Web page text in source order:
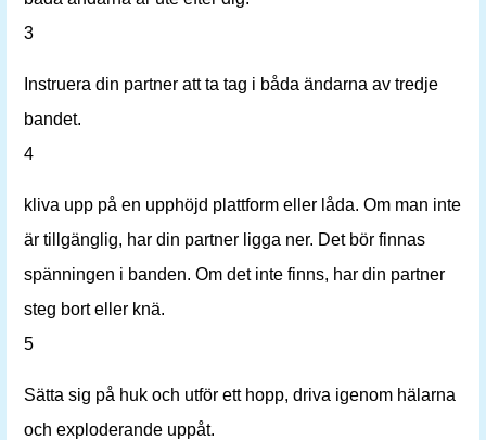
3
Instruera din partner att ta tag i båda ändarna av tredje
bandet.
4
kliva upp på en upphöjd plattform eller låda. Om man inte
är tillgänglig, har din partner ligga ner. Det bör finnas
spänningen i banden. Om det inte finns, har din partner
steg bort eller knä.
5
Sätta sig på huk och utför ett hopp, driva igenom hälarna
och exploderande uppåt.